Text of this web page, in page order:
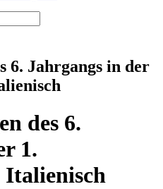
6. Jahrgangs in der
des 6.
1.
Italienisch